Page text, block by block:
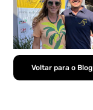
Voltar para o Blog